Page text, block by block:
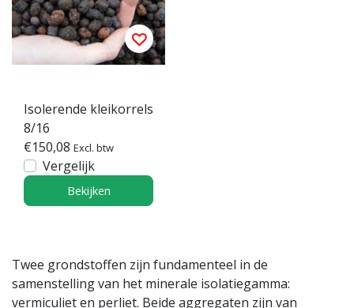
Isolerende kleikorrels
8/16
€150,08 Excl. btw
Vergelijk
Bekijken
Twee grondstoffen zijn fundamenteel in de
samenstelling van het minerale isolatiegamma:
vermiculiet en perliet. Beide aggregaten zijn van